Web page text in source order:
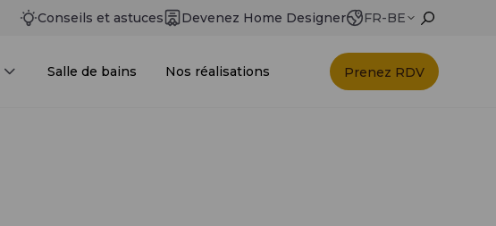
Conseils et astuces Devenez Home Designer FR-BE
Salle de bains Nos réalisations Prenez RDV